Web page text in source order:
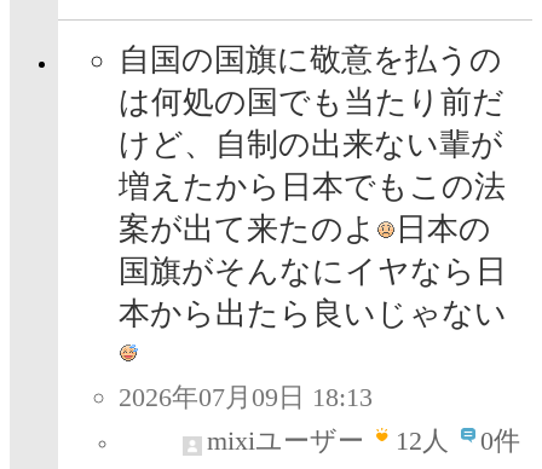
自国の国旗に敬意を払うの
は何処の国でも当たり前だ
けど、自制の出来ない輩が
増えたから日本でもこの法
案が出て来たのよ
日本の
国旗がそんなにイヤなら日
本から出たら良いじゃない
2026年07月09日 18:13
mixiユーザー
12人 0件